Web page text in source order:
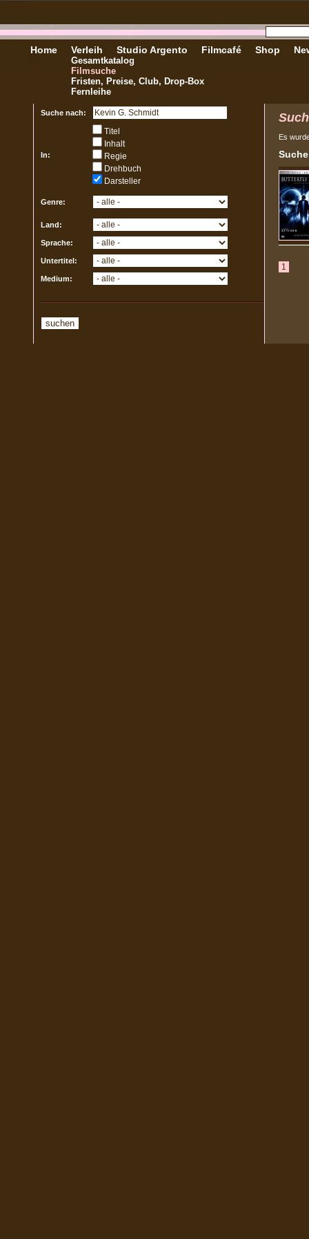
Home Verleih
Gesamtkatalog
Filmsuche
Fristen, Preise, Club, Drop-Box
Fernleihe
Studio Argento Filmcafé Shop
Suche nach:
In:
Titel
Inhalt
Regie
Drehbuch
Darsteller
Genre:
Land:
Sprache:
Untertitel:
Medium:
Es
1